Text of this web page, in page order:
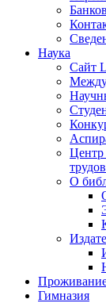
Наука
Сайт
Центр
О
Гимназия